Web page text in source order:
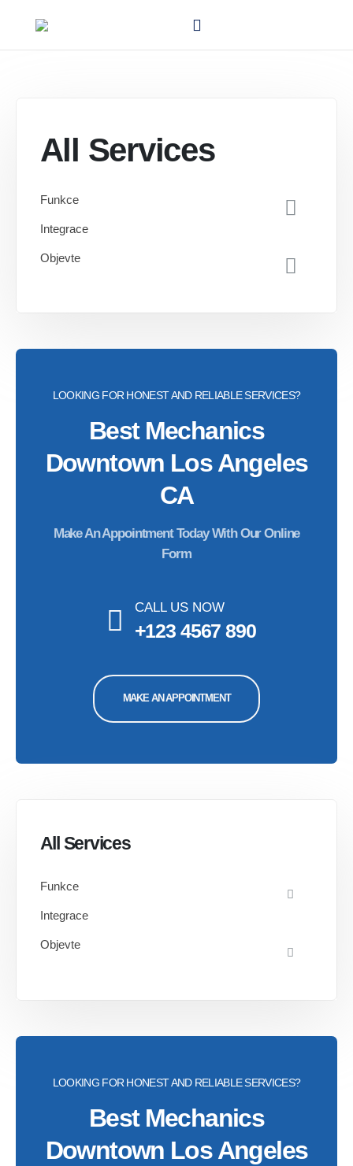
All Services
Funkce
Integrace
Objevte
LOOKING FOR HONEST AND RELIABLE SERVICES?
Best Mechanics
Downtown Los Angeles
CA
Make An Appointment Today With Our Online
Form
CALL US NOW
+123 4567 890
MAKE AN APPOINTMENT
All Services
Funkce
Integrace
Objevte
LOOKING FOR HONEST AND RELIABLE SERVICES?
Best Mechanics
Downtown Los Angeles